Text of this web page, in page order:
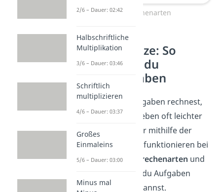
Grundrechenarten
Rechengesetze: So
vereinfachst du
Rechenaufgaben
Wenn du Matheaufgaben rechnest,
kannst du dir das Leben oft leichter
machen — und zwar mithilfe der
Rechengesetze.
Sie funktionieren bei
bestimmtenGrundrechenarten und
sorgen dafür, dass du Aufgaben
geschickter lösen
kannst.
2/6 – Dauer: 02:42
Halbschriftliche
Multiplikation
3/6 – Dauer: 03:46
Schriftlich
multiplizieren
4/6 – Dauer: 03:37
Großes
Einmaleins
5/6 – Dauer: 03:00
Minus mal